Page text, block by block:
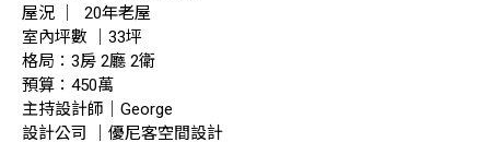
屋況 ｜ 20年老屋
室內坪數 ｜33坪
格局：3房 2廳 2衛
預算：450萬
主持設計師｜George
設計公司 ｜優尼客空間設計